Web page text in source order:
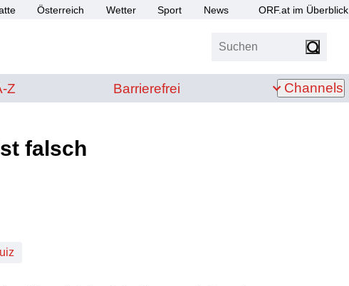
Österreich Wetter Sport News ORF.at im Überblick
Suchen
A bis Z
Z Barrierefrei
Barrierefrei Channels
falsch